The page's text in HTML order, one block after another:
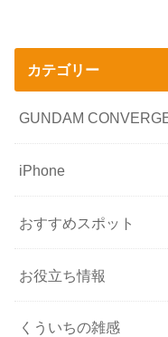
カテゴリー
GUNDAM
iPhone
おすすめスポット
お役立ち情報
くういちの雑感